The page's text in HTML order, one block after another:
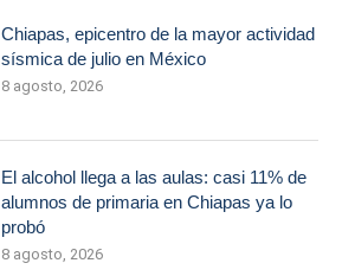
Chiapas, epicentro de la mayor actividad
sísmica de julio en México
8 agosto, 2026
El alcohol llega a las aulas: casi 11% de
alumnos de primaria en Chiapas ya lo
probó
8 agosto, 2026